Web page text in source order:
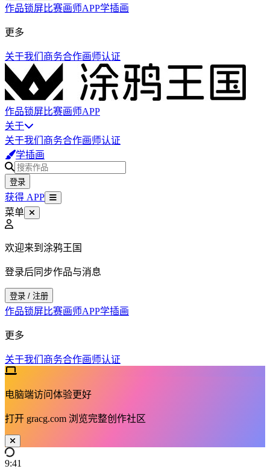
作品锁屏比赛画师APP学插画
更多
关于我们 商务合作画师认证
作品锁屏比赛画师APP
关于
关于我们 商务合作画师认证
学插画
登录
获得 APP
菜单
欢迎来到涂鸦王国
登录后同步作品与消息
登录 / 注册
作品锁屏比赛画师APP学插画
更多
关于我们 商务合作画师认证
电脑端访问体验更好
打开 gracg.com 浏览完整创作社区
9:41